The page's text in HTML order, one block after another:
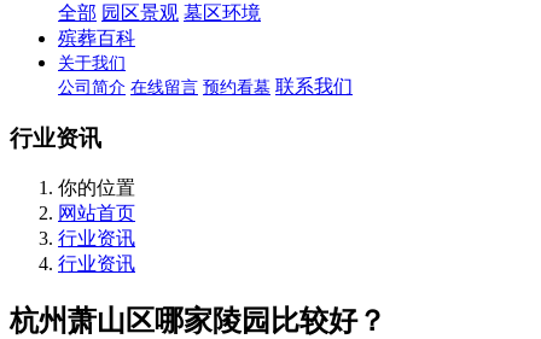
全部 园区景观 墓区环境
殡葬百科
关于我们
公司简介 在线留言 预约看墓 联系我们
行业资讯
你的位置
网站首页
行业资讯
行业资讯
杭州萧山区哪家陵园比较好？